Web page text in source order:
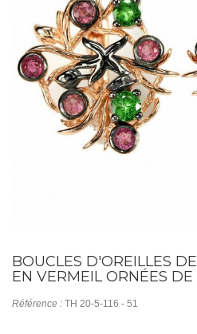
BOUCLES D'OREILLES
EN VERMEIL ORNÉES
Référence : TH 20-5-116 - 51